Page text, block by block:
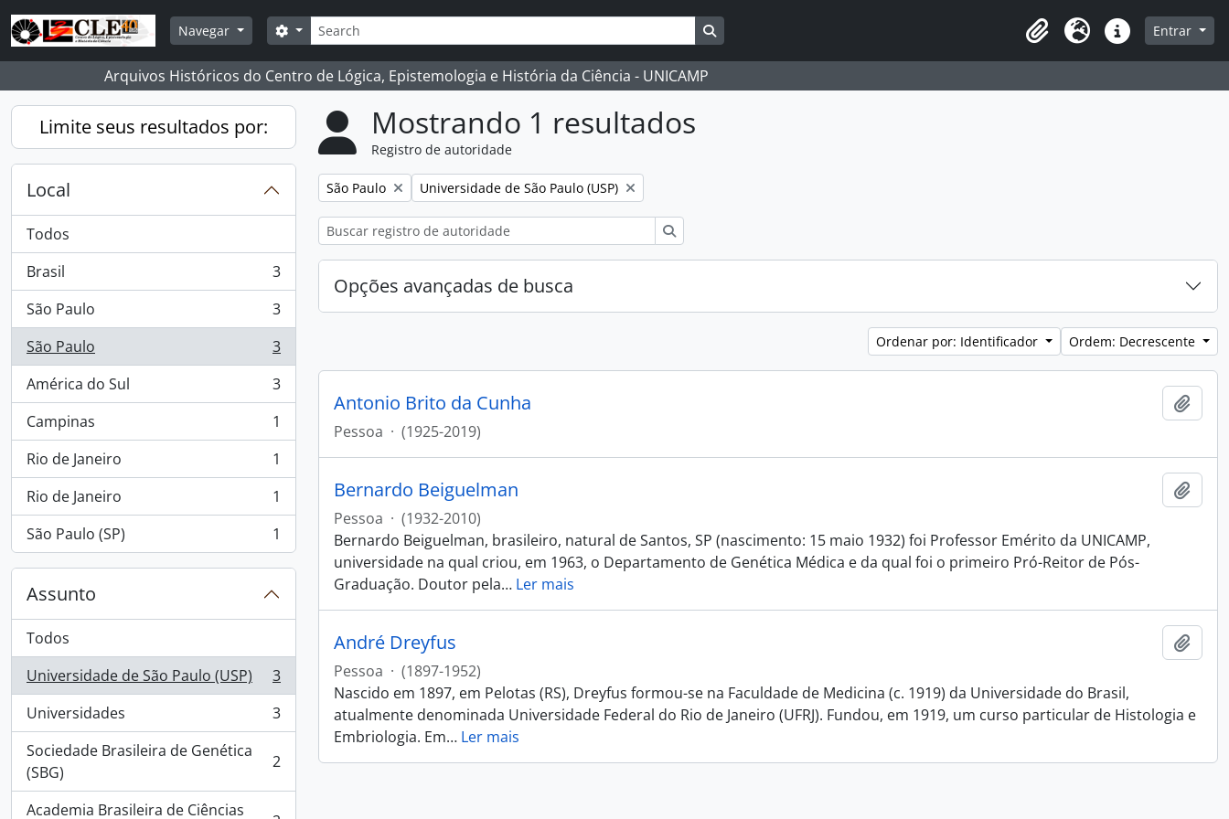
Skip to main content
Navegar
Buscar
Opções de busca
Clipboard
Idioma Atalhos Entrar
Arquivos Históricos do Centro de Lógica, Epistemologia e História da Ciência - UNICAMP
Limite seus resultados por:
Local
Todos
Brasil
, 3 resultados
3
São Paulo
, 3 resultados
3
São Paulo
, 3 resultados
3
América do Sul
, 3 resultados
3
Campinas
, 1 resultados
1
Rio de Janeiro
, 1 resultados
1
Rio de Janeiro
, 1 resultados
1
São Paulo (SP)
, 1 resultados 1
Assunto
Todos
Universidade de São Paulo (USP)
, 3 resultados
3
Universidades
, 3 resultados
3
Sociedade Brasileira de Genética
(SBG)
, 2 resultados 2
Academia Brasileira de Ciências
Mostrando 1 resultados
Registro de autoridade
Remover filtro:
São Paulo Remover filtro:
Universidade de São Paulo (USP)
Opções avançadas de busca
Ordenar por: Identificador Ordem: Decrescente
Antonio Brito da Cunha
Pessoa · (1925-2019)
Bernardo Beiguelman
Pessoa · (1932-2010)
Bernardo Beiguelman, brasileiro, natural de Santos, SP (nascimento: 15 maio 1932) foi Professor Emérito da UNICAMP,
universidade na qual criou, em 1963, o Departamento de Genética Médica e da qual foi o primeiro Pró-Reitor de Pós-
Graduação. Doutor pela… Ler mais
André Dreyfus
Pessoa · (1897-1952)
Nascido em 1897, em Pelotas (RS), Dreyfus formou-se na Faculdade de Medicina (c. 1919) da Universidade do Brasil,
atualmente denominada Universidade Federal do Rio de Janeiro (UFRJ). Fundou, em 1919, um curso particular de Histologia e
Embriologia. Em… Ler mais